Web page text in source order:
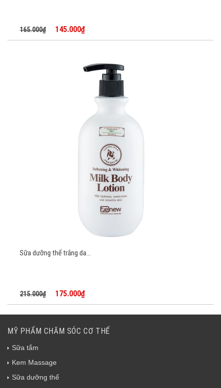
165.000₫ 145.000₫
Sữa dưỡng thể trắng da...
215.000₫ 175.000₫
MỸ PHẨM CHĂM SÓC CƠ THỂ
Sữa tắm
Kem Massage
Sữa dưỡng thể